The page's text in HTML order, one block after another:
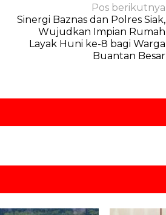
Pos berikutnya
Sinergi Baznas dan Polres Siak,
Wujudkan Impian Rumah
Layak Huni ke-8 bagi Warga
Buantan Besar